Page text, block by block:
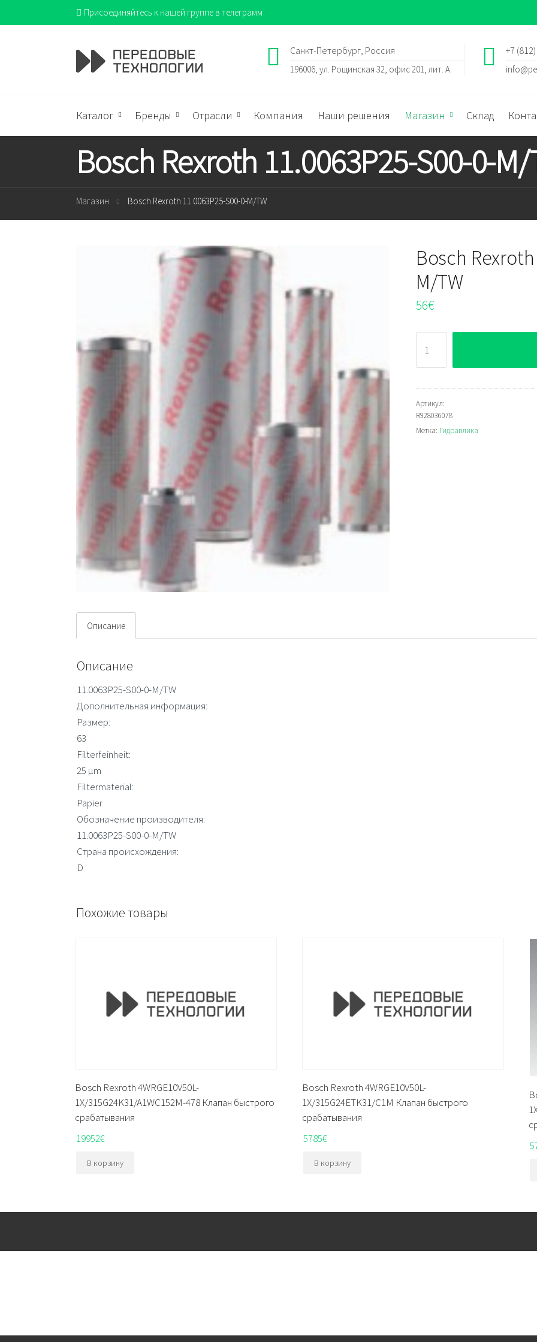
Присоединяйтесь к нашей группе в телеграмм
+7
Санкт-Петербург, Россия
196006, ул. Рощинская 32, офис 201, лит. А.
Каталог Бренды Отрасли Компания Наши решения Магазин Склад
Bosch Rexroth 11.0063P25-S00-0-
Магазин Bosch Rexroth 11.0063P25-S00-0-M/TW
Bosch
M/TW
56€
Bosch
Rexroth
11.0063P25-
S00-
0-
M/TW
Артикул:
R928036078
Метка: Гидравлика
Описание
Описание
11.0063P25-S00-0-M/TW
Дополнительная информация:
Размер:
63
Filterfeinheit:
25 µm
Filtermaterial:
Papier
Обозначение производителя:
11.0063P25-S00-0-M/TW
Страна происхождения:
D
Похожие товары
Bosch Rexroth 4WRGE10V50L-
1X/315G24K31/A1WC152M-478 Клапан быстрого
срабатывания
19952€
В корзину
Bosch Rexroth 4WRGE10V50L-
1X/315G24ETK31/C1M Клапан быстрого
срабатывания
5785€
В корзину